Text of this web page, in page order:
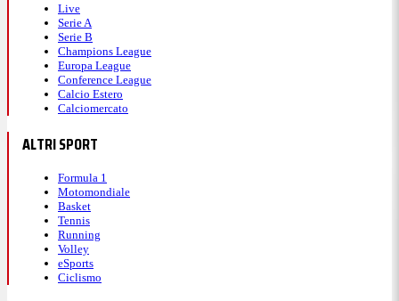
Live
Serie A
Serie B
Champions League
Europa League
Conference League
Calcio Estero
Calciomercato
ALTRI SPORT
Formula 1
Motomondiale
Basket
Tennis
Running
Volley
eSports
Ciclismo